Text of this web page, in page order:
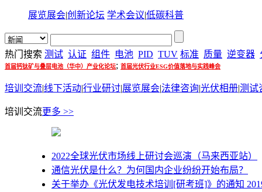
展览展会|创新论坛 学术会议|低碳科普
热门搜索 测试 认证 组件 电池 PID TUV 标准 质量 逆变器
首届钙钛矿与叠层电池（华中）产业化论坛; 首届光伏行业ESG价值落地与实践峰会
培训交流|线下活动|行业研讨|展览展会|法律咨询|光伏相册|测试
培训交流更多 >>
2022全球光伏市场线上研讨会巡演（马来西亚站）
通信光伏是什么？为何国内企业纷纷开始布局？
关于举办《光伏发电技术培训[研考班]》的通知